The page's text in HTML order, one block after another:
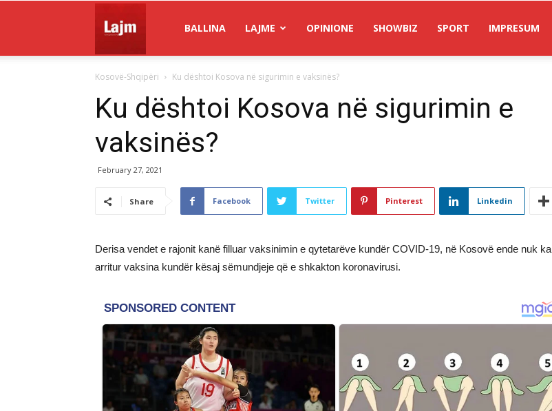
Lajm
BALLINA LAJME OPINIONE SHOWBIZ SPORT IMPRESUM
Kosovë-Shqipëri Ku dështoi Kosova në sigurimin e vaksinës?
Ku dështoi Kosova në sigurimin e
vaksinës?
February 27, 2021
Share Facebook Twitter Pinterest Linkedin
Derisa vendet e rajonit kanë filluar vaksinimin e qytetarëve kundër COVID-19, në Kosovë ende nuk ka
arritur vaksina kundër kësaj sëmundjeje që e shkakton koronavirusi.